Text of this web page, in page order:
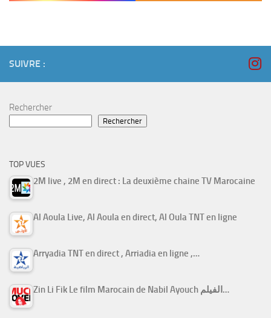
SUIVRE :
Rechercher
Rechercher
TOP VUES
2M live , 2M en direct : La deuxième chaine TV Marocaine
Al Aoula Live, Al Aoula en direct, Al Oula TNT en ligne
Arryadia TNT en direct , Arriadia en ligne ,…
Zin Li Fik Le film Marocain de Nabil Ayouch الفيلم…